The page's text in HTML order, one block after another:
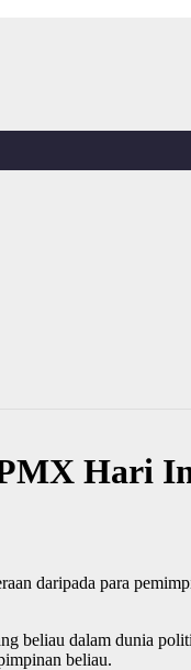
Hari
daripada para
beliau dalam dunia
beliau.